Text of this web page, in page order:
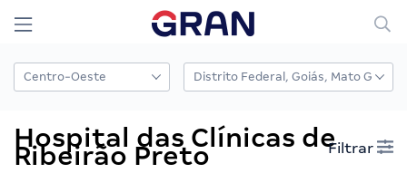
Hospital das Clínicas de
Ribeirão Preto Filtrar